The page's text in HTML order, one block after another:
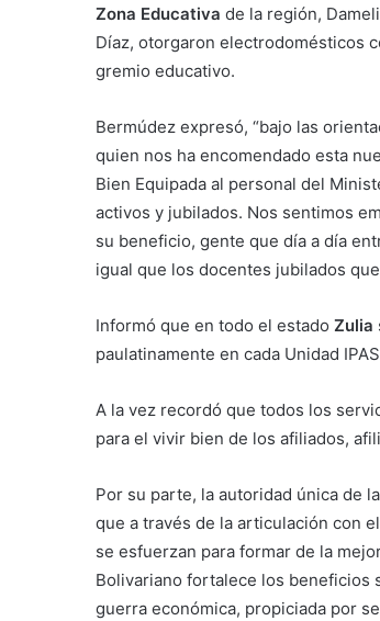
Zona Educativa de la región,
Díaz, otorgaron electrodomésticos
gremio educativo.
Bermúdez expresó, “bajo las
quien nos ha encomendado esta
Bien Equipada al personal del
activos y jubilados. Nos sentimos
su beneficio, gente que día a día
igual que los docentes jubilados
Informó que en todo el estado Zulia
paulatinamente en cada Unidad
A la vez recordó que todos los
para el vivir bien de los afiliados,
Por su parte, la autoridad única de
que a través de la articulación con
se esfuerzan para formar de la
Bolivariano fortalece los beneficios
guerra económica, propiciada por